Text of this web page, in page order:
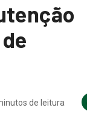
de leitura